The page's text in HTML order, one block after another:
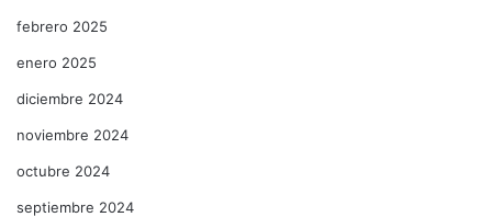
febrero 2025
enero 2025
diciembre 2024
noviembre 2024
octubre 2024
septiembre 2024